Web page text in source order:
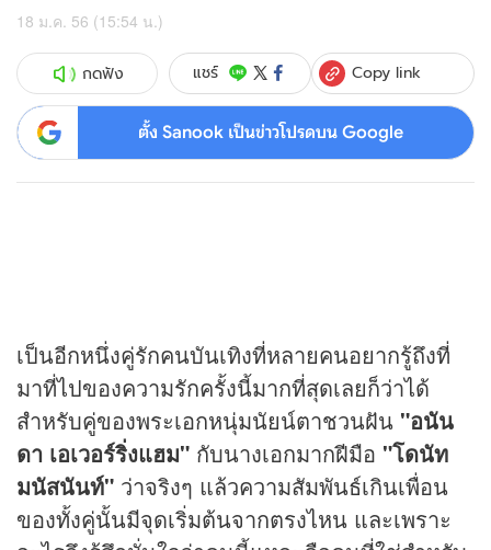
18 ม.ค. 56 (15:54 น.)
กดฟัง แชร์ Copy link
ตั้ง Sanook เป็นข่าวโปรดบน Google
เป็นอีกหนึ่งคู่รักคนบันเทิงที่หลายคนอยากรู้ถึงที่
มาที่ไปของความรักครั้งนี้มากที่สุดเลยก็ว่าได้
สำหรับคู่ของพระเอกหนุ่มนัยน์ตาชวนฝัน "อนัน
ดา เอเวอร์ริ่งแฮม" กับนางเอกมากฝีมือ "โดนัท
มนัสนันท์" ว่าจริงๆ แล้วความสัมพันธ์เกินเพื่อน
ของทั้งคู่นั้นมีจุดเริ่มต้นจากตรงไหน และเพราะ